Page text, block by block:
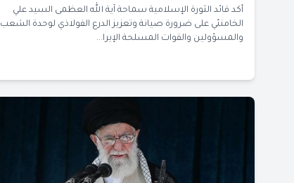
أكد قائد الثورة الإسلامية سماحة آية الله العظمى السيد علي
الخامنئي على ضرورة صيانة وتعزيز الدرع الفولاذي لوحدة الشعب
والمسؤولين والقوات المسلحة الإيرا...